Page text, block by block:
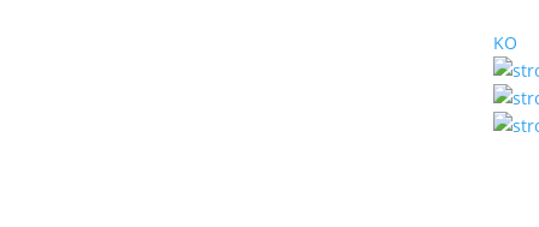
KO